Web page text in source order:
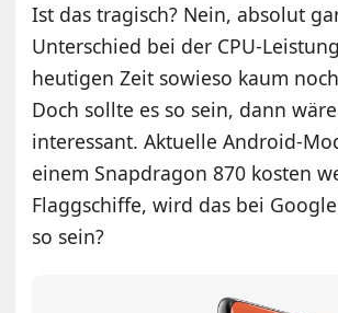
Ist das tragisch? Nein, absolut
Unterschied bei der CPU-
heutigen Zeit sowieso kaum
Doch sollte es so sein, dann
interessant. Aktuelle Android-
einem Snapdragon 870 kosten
Flaggschiffe, wird das bei
so sein?